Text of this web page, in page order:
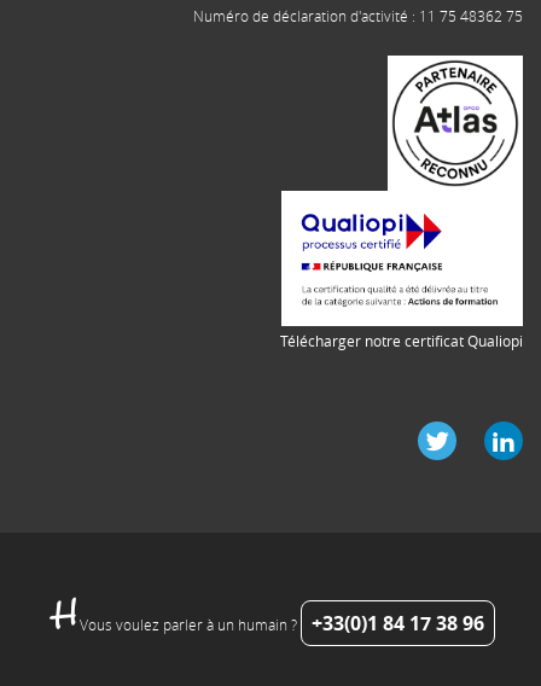
Numéro de déclaration d'activité : 11 75 48362 75
Télécharger notre certificat Qualiopi
Vous voulez parler à un humain ? +33(0)1 84 17 38 96